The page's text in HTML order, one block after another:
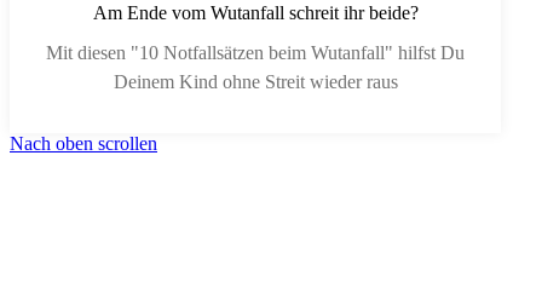
Am Ende vom Wutanfall schreit ihr beide?
Mit diesen "10 Notfallsätzen beim Wutanfall" hilfst Du
Deinem Kind ohne Streit wieder raus
Nach oben scrollen